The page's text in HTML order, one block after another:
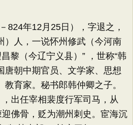
824年12月25日），字退之，
）人，一说怀州修武（今河南
黎（今辽宁义县）” ，世称“韩
唐朝中期官员、文学家、思想
育家。秘书郎韩仲卿之子。
出任宰相裴度行军司马，从
迎佛骨，贬为潮州刺史。宦海沉